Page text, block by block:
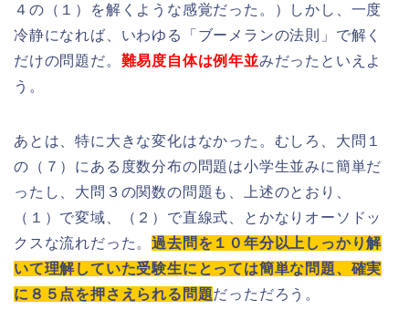
４の（１）を解くような感覚だった。）しかし、一度
冷静になれば、いわゆる「ブーメランの法則」で解く
だけの問題だ。 難易度自体は例年並みだったといえよ
う。
あとは、特に大きな変化はなかった。むしろ、大問１
の（７）にある度数分布の問題は小学生並みに簡単だ
ったし、大問３の関数の問題も、上述のとおり、
（１）で変域、（２）で直線式、とかなりオーソドッ
クスな流れだった。過去問を１０年分以上しっかり解
いて理解していた受験生にとっては簡単な問題、確実
に８５点を押さえられる問題だっただろう。